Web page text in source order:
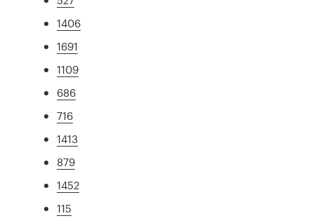
1406
1691
1109
686
716
1413
879
1452
115